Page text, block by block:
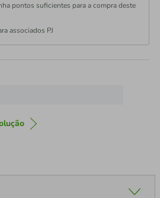
pontos suficientes para a compra deste
associados PJ